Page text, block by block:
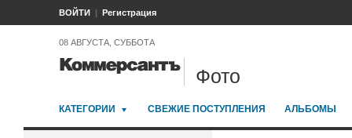
ВОЙТИ Регистрация
08 АВГУСТА, СУББОТА
Фото
КАТЕГОРИИ СВЕЖИЕ ПОСТУПЛЕНИЯ АЛЬБОМЫ